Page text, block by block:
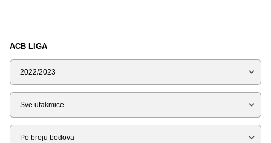
ACB LIGA
Sezona
Tip
Liga